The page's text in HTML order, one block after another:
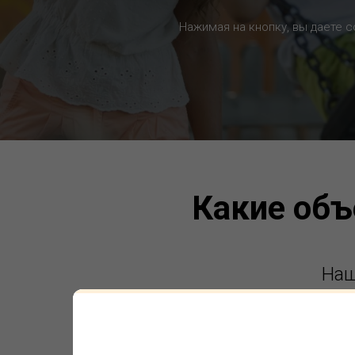
Нажимая на кнопку, вы даете
Какие